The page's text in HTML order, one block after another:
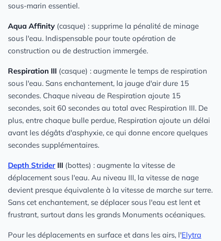
sous-marin essentiel.
Aqua Affinity (casque) : supprime la pénalité de minage
sous l'eau. Indispensable pour toute opération de
construction ou de destruction immergée.
Respiration III (casque) : augmente le temps de respiration
sous l'eau. Sans enchantement, la jauge d'air dure 15
secondes. Chaque niveau de Respiration ajoute 15
secondes, soit 60 secondes au total avec Respiration III. De
plus, entre chaque bulle perdue, Respiration ajoute un délai
avant les dégâts d'asphyxie, ce qui donne encore quelques
secondes supplémentaires.
Depth Strider III (bottes) : augmente la vitesse de
déplacement sous l'eau. Au niveau III, la vitesse de nage
devient presque équivalente à la vitesse de marche sur terre.
Sans cet enchantement, se déplacer sous l'eau est lent et
frustrant, surtout dans les grands Monuments océaniques.
Pour les déplacements en surface et dans les airs, l'Elytra